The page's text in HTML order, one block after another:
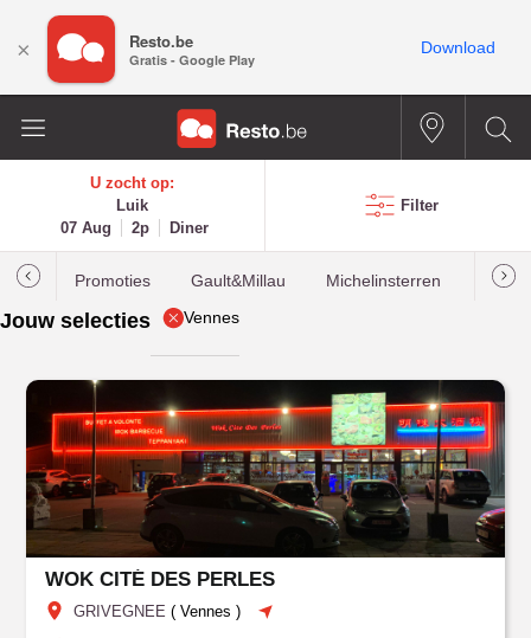
U zocht op:
Luik
07 Aug
2p Diner
Filter
Promoties Gault&Millau Michelinsterren
Jouw selecties Vennes
WOK CITÉ DES PERLES
GRIVEGNEE(Vennes )
× Resto.be
Gratis - Google Play
Download